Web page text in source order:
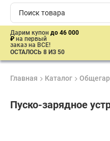
Дарим купон до 46 000
₽ на первый
заказ на ВСЕ!
ОСТАЛОСЬ 8 ИЗ 50
Главная Каталог
Пуско-зарядное